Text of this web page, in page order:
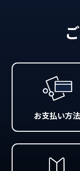
お支払い方法